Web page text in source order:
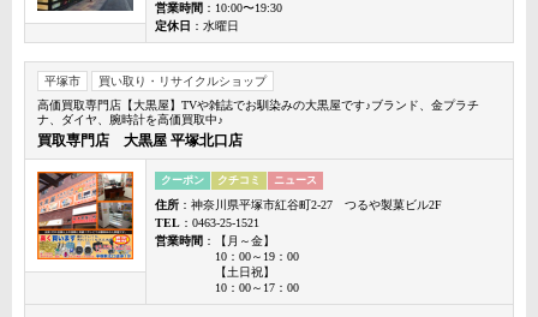
営業時間 ：10:00〜19:30
定休日 ：水曜日
平塚市
買い取り・リサイクルショップ
高価買取専門店【大黒屋】TVや雑誌でお馴染みの大黒屋です♪ブランド、金プラチ
ナ、ダイヤ、腕時計を高価買取中♪
買取専門店 大黒屋 平塚北口店
クーポン クチコミ ニュース
住所 ：神奈川県平塚市紅谷町2-27 つるや製菓ビル2F
TEL ：0463-25-1521
営業時間 ：【月～金】
10：00～19：00
【土日祝】
10：00～17：00